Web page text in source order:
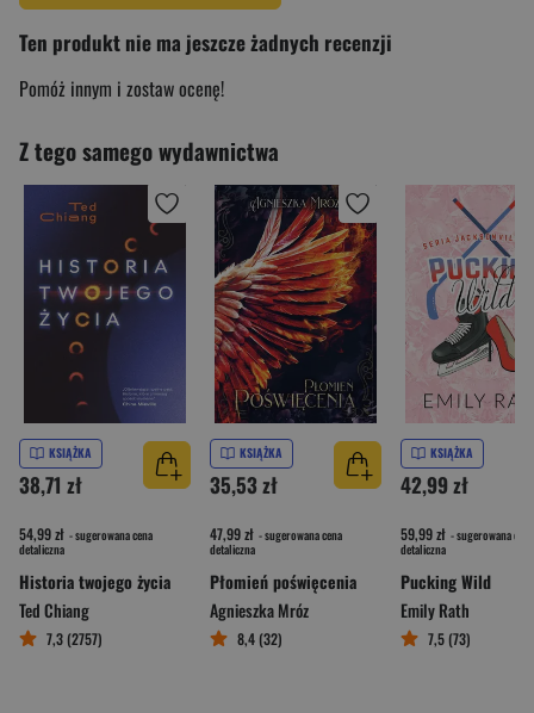
Ten produkt nie ma jeszcze żadnych recenzji
Pomóż innym i zostaw ocenę!
Z tego samego wydawnictwa
KSIĄŻKA
38,71 zł
54,99 zł - sugerowana cena
detaliczna
Historia twojego życia
Ted Chiang
7,3 (2757)
KSIĄŻKA
35,53 zł
47,99 zł - sugerowana cena
detaliczna
Płomień poświęcenia
Agnieszka Mróz
8,4 (32)
KSIĄŻKA
42,99 zł
59,99 zł - sugerowana cena
detaliczna
Pucking Wild
Emily Rath
7,5 (73)